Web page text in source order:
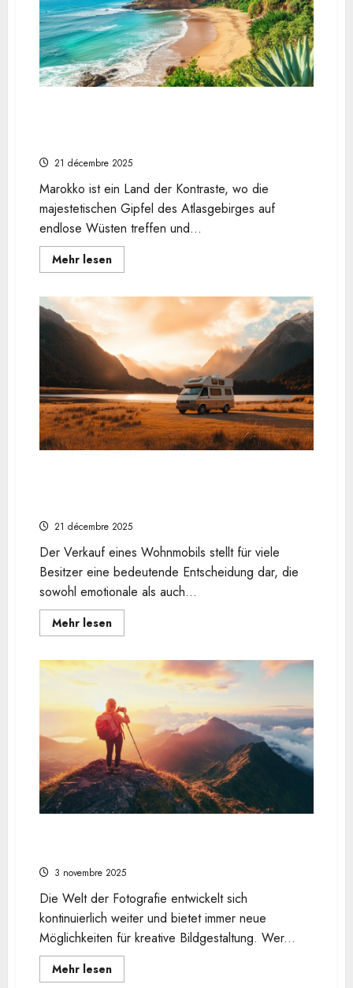
Roussillon
und
das
Provenzalische
Colorado
im
Wohnmobil
fotografieren
21 décembre 2025
Marokko ist ein Land der Kontraste, wo die
majestetischen Gipfel des Atlasgebirges auf
endlose Wüsten treffen und...
Mehr lesenEn
savoir
Traumhafte
Küste
Marokko:
Entdecken
Sie
die
schönsten
Strände
zwischen
Atlantik
und
Mittelmeer
21 décembre 2025
Der Verkauf eines Wohnmobils stellt für viele
Besitzer eine bedeutende Entscheidung dar, die
sowohl emotionale als auch...
Mehr lesenEn
savoir
Sein
Wohnmobil
verkaufen:
Wesentlicher
Leitfaden
und
Tipps
zur
Erstellung
einer
ansprechenden
Verkaufsanzeige
3 novembre 2025
Die Welt der Fotografie entwickelt sich
kontinuierlich weiter und bietet immer neue
Möglichkeiten für kreative Bildgestaltung. Wer...
Mehr lesenEn
savoir